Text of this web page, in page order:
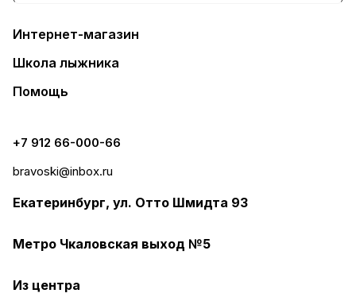
Интернет-магазин
Школа лыжника
Помощь
+7 912 66-000-66
bravoski@inbox.ru
Екатеринбург, ул. Отто Шмидта 93
Метро Чкаловская выход №5
Из центра